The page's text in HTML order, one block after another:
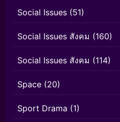
Social Issues (51)
Social Issues สังคม (160)
Social Issues สังคม (114)
Space (20)
Sport Drama (1)